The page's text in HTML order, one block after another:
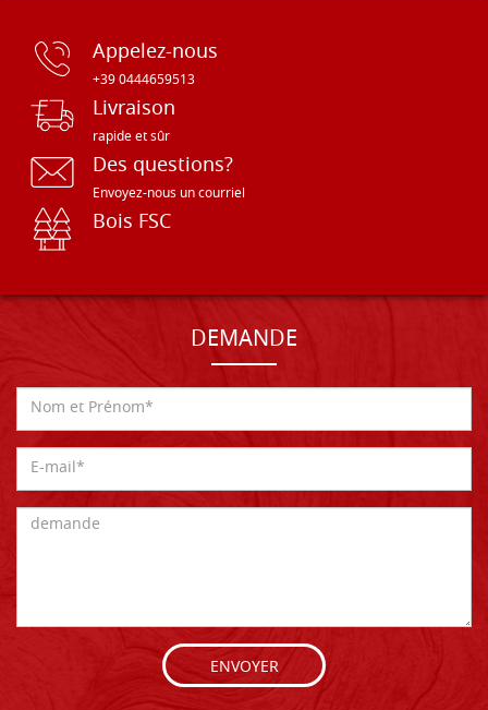
Appelez-nous
+39 0444659513
Livraison
rapide et sûr
Des questions?
Envoyez-nous un courriel
Bois FSC
DEMANDE
ENVOYER